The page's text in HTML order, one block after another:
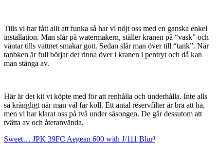
Tills vi har fått allt att funka så har vi nöjt oss med en ganska enkel
installation. Man slår på watermakern, ställer kranen på “vask” och
väntar tills vattnet smakar gott. Sedan slår man över till “tank”. När
tanbken är full börjar det rinna över i kranen i pentryt och då kan
man stänga av.
Här är det kit vi köpte med för att renhålla och underhålla. Inte alls
så krångligt när man väl får koll. Ett antal reservfilter är bra att ha,
men vi har klarat oss på två under säsongen. De går dessutom att
tvätta av och återanvända.
Sweet… JPK 39FC Aegean 600 with J/111 Blur³